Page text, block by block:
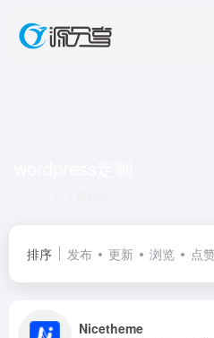
排序 发布 更新 浏览 点
Nicetheme